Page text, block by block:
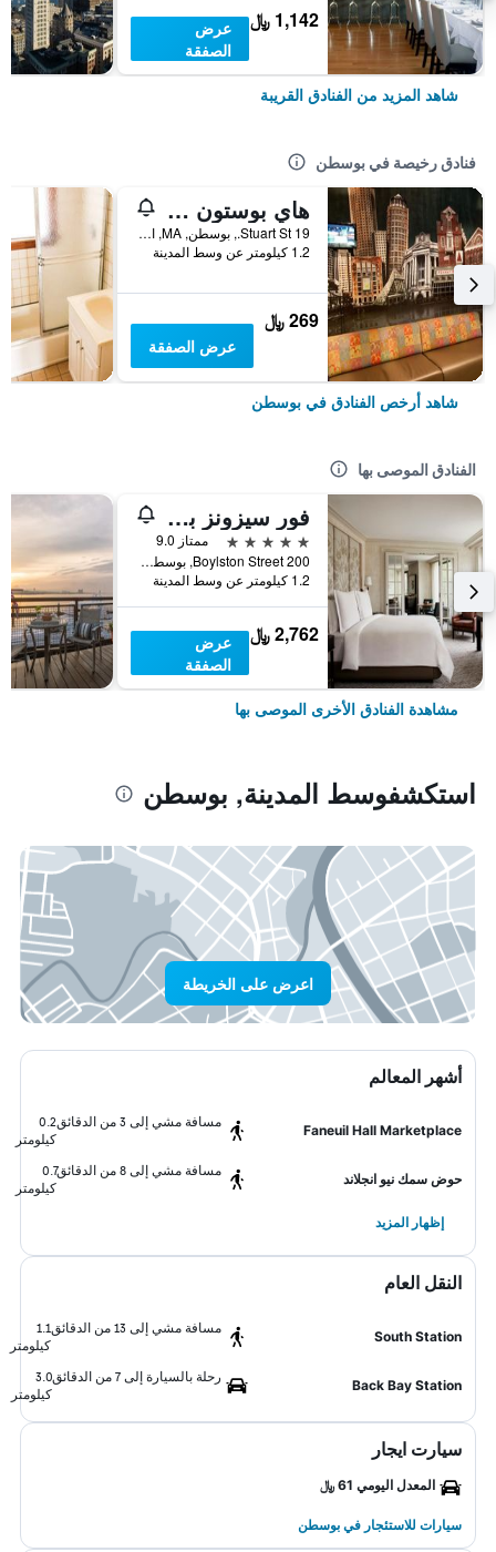
1,142 ﷼
عرض
الصفقة
شاهد المزيد من الفنادق القريبة
فنادق رخيصة في بوسطن
هاي بوستون - هوستل
19 Stuart St., بوسطن, MA, الولايات المتحدة الأميريكية
1.2 كيلومتر عن وسط المدينة
269 ﷼
عرض الصفقة
شاهد أرخص الفنادق في بوسطن
الفنادق الموصى بها
فور سيزونز بوسطن
5 نجوم
ممتاز 9.0
200 Boylston Street, بوسطن, MA, الولايات المتحدة الأميريكية
1.2 كيلومتر عن وسط المدينة
2,762 ﷼
عرض
الصفقة
مشاهدة الفنادق الأخرى الموصى بها
استكشفوسط المدينة, بوسطن
اعرض على الخريطة
أشهر المعالم
Faneuil Hall Marketplace
مسافة مشي إلى 3 من الدقائق
0.2
كيلومتر
حوض سمك نيو انجلاند
مسافة مشي إلى 8 من الدقائق
0.7
كيلومتر
إظهار المزيد
النقل العام
South Station
مسافة مشي إلى 13 من الدقائق
1.1
كيلومتر
Back Bay Station
رحلة بالسيارة إلى 7 من الدقائق
3.0
كيلومتر
سيارت ايجار
المعدل اليومي 61 ﷼
سيارات للاستئجار في بوسطن